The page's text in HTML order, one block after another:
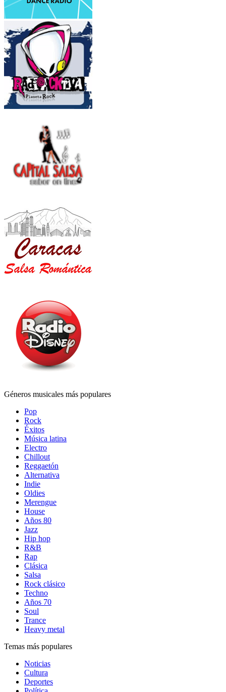
Géneros musicales más populares
Pop
Rock
Éxitos
Música latina
Electro
Chillout
Reggaetón
Alternativa
Indie
Oldies
Merengue
House
Años 80
Jazz
Hip hop
R&B
Rap
Clásica
Salsa
Rock clásico
Techno
Años 70
Soul
Trance
Heavy metal
Temas más populares
Noticias
Cultura
Deportes